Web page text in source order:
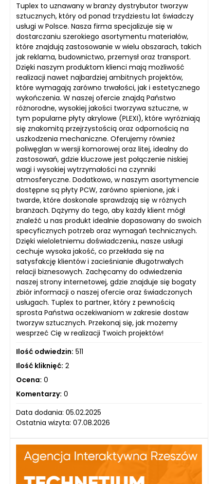
Tuplex to uznawany w branży dystrybutor tworzyw
sztucznych, który od ponad trzydziestu lat świadczy
usługi w Polsce. Nasza firma specjalizuje się w
dostarczaniu szerokiego asortymentu materiałów,
które znajdują zastosowanie w wielu obszarach, takich
jak reklama, budownictwo, przemysł oraz transport.
Dzięki naszym produktom klienci mają możliwość
realizacji nawet najbardziej ambitnych projektów,
które wymagają zarówno trwałości, jak i estetycznego
wykończenia. W naszej ofercie znajdą Państwo
różnorodne, wysokiej jakości tworzywa sztuczne, w
tym popularne płyty akrylowe (PLEXI), które wyróżniają
się znakomitą przejrzystością oraz odpornością na
uszkodzenia mechaniczne. Oferujemy również
poliwęglan w wersji komorowej oraz litej, idealny do
zastosowań, gdzie kluczowe jest połączenie niskiej
wagi i wysokiej wytrzymałości na czynniki
atmosferyczne. Dodatkowo, w naszym asortymencie
dostępne są płyty PCW, zarówno spienione, jak i
twarde, które doskonale sprawdzają się w różnych
branżach. Dążymy do tego, aby każdy klient mógł
znaleźć u nas produkt idealnie dopasowany do swoich
specyficznych potrzeb oraz wymagań technicznych.
Dzięki wieloletniemu doświadczeniu, nasze usługi
cechuje wysoka jakość, co przekłada się na
satysfakcję klientów i zacieśnianie długotrwałych
relacji biznesowych. Zachęcamy do odwiedzenia
naszej strony internetowej, gdzie znajduje się bogaty
zbiór informacji o naszej ofercie oraz świadczonych
usługach. Tuplex to partner, który z pewnością
sprosta Państwa oczekiwaniom w zakresie dostaw
tworzyw sztucznych. Przekonaj się, jak możemy
wesprzeć Cię w realizacji Twoich projektów!
Ilość odwiedzin: 511
Ilość kliknięć: 2
Ocena: 0
Komentarzy: 0
Data dodania: 05.02.2025
Ostatnia wizyta: 07.08.2026